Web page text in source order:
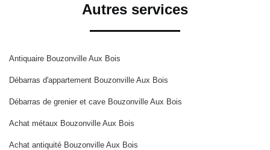
Autres services
Antiquaire Bouzonville Aux Bois
Débarras d'appartement Bouzonville Aux Bois
Débarras de grenier et cave Bouzonville Aux Bois
Achat métaux Bouzonville Aux Bois
Achat antiquité Bouzonville Aux Bois